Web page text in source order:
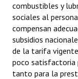
Ciudadano Ilustre
Banca del Vecino
Huéspedes de
Antiguos
combustibles y
sociales al
compensan
subsidios
de la tarifa
poco satisfactoria
tanto para la